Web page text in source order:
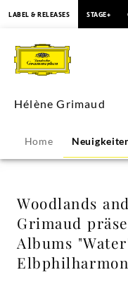
Woodlands
and
beyond
Hélène
Grimaud
präsentiert
Stücke
LABEL & RELEASES STAGE+
Hélène Grimaud
Home
Woodlands
Grimaud
Albums